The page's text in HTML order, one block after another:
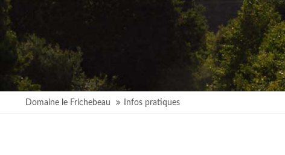
Domaine le Frichebeau Infos pratiques